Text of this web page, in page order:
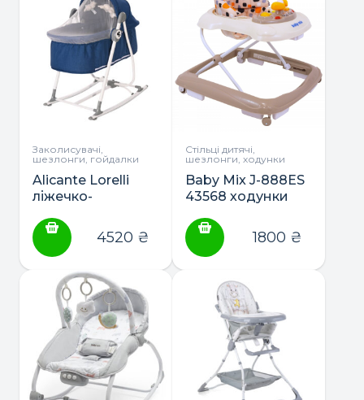
Заколисувачі,
шезлонги, гойдалки
Alicante Lorelli
ліжечко-
шезлонг 3в14520 ₴
Стільці дитячі,
шезлонги, ходунки
Baby Mix J-888ES
43568 ходунки
1800 ₴